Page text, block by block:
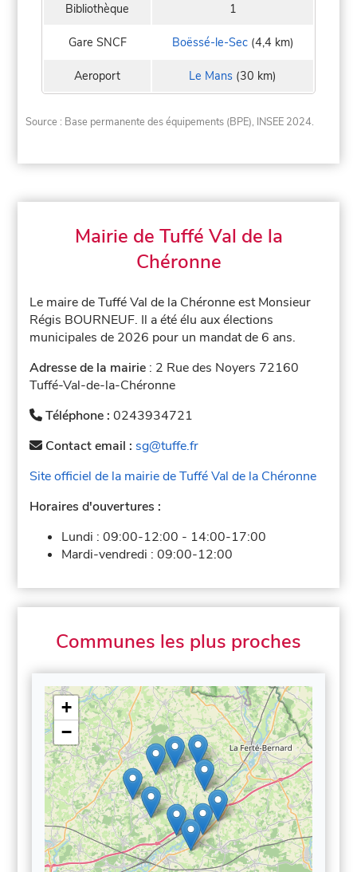
Bibliothèque 1
Gare SNCF Boëssé-le-Sec(4,4 km)
Aeroport Le Mans (30 km)
Source : Base permanente des équipements (BPE), INSEE 2024.
Mairie de Tuffé Val de la
Chéronne
Le maire de Tuffé Val de la Chéronne est Monsieur
Régis BOURNEUF. Il a été élu aux élections
municipales de 2026 pour un mandat de 6 ans.
Adresse de la mairie : 2 Rue des Noyers 72160
Tuffé-Val-de-la-Chéronne
Téléphone :0243934721
Contact email : sg@tuffe.fr
Site officiel de la mairie de Tuffé Val de la Chéronne
Horaires d'ouvertures :
Lundi :09:00-12:00 - 14:00-17:00
Mardi-vendredi :09:00-12:00
Communes les plus proches
+
−